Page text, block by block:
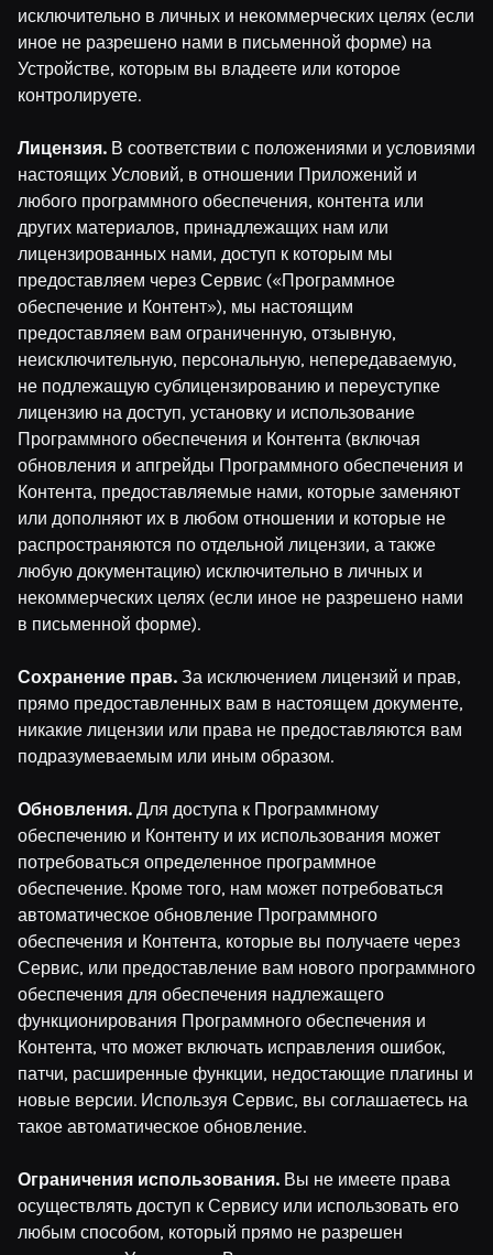
исключительно в личных и некоммерческих целях (если
иное не разрешено нами в письменной форме) на
Устройстве, которым вы владеете или которое
контролируете.
Лицензия. В соответствии с положениями и условиями
настоящих Условий, в отношении Приложений и
любого программного обеспечения, контента или
других материалов, принадлежащих нам или
лицензированных нами, доступ к которым мы
предоставляем через Сервис («Программное
обеспечение и Контент»), мы настоящим
предоставляем вам ограниченную, отзывную,
неисключительную, персональную, непередаваемую,
не подлежащую сублицензированию и переуступке
лицензию на доступ, установку и использование
Программного обеспечения и Контента (включая
обновления и апгрейды Программного обеспечения и
Контента, предоставляемые нами, которые заменяют
или дополняют их в любом отношении и которые не
распространяются по отдельной лицензии, а также
любую документацию) исключительно в личных и
некоммерческих целях (если иное не разрешено нами
в письменной форме).
Сохранение прав. За исключением лицензий и прав,
прямо предоставленных вам в настоящем документе,
никакие лицензии или права не предоставляются вам
подразумеваемым или иным образом.
Обновления. Для доступа к Программному
обеспечению и Контенту и их использования может
потребоваться определенное программное
обеспечение. Кроме того, нам может потребоваться
автоматическое обновление Программного
обеспечения и Контента, которые вы получаете через
Сервис, или предоставление вам нового программного
обеспечения для обеспечения надлежащего
функционирования Программного обеспечения и
Контента, что может включать исправления ошибок,
патчи, расширенные функции, недостающие плагины и
новые версии. Используя Сервис, вы соглашаетесь на
такое автоматическое обновление.
Ограничения использования. Вы не имеете права
осуществлять доступ к Сервису или использовать его
любым способом, который прямо не разрешен